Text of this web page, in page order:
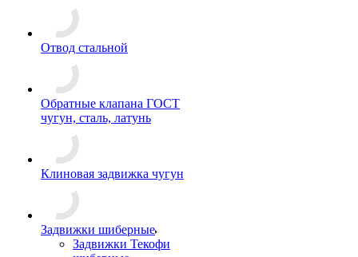
Отвод стальной
Обратные клапана ГОСТ
чугун, сталь, латунь
Клиновая задвижка чугун
Задвижки шиберные
Задвижки Текофи